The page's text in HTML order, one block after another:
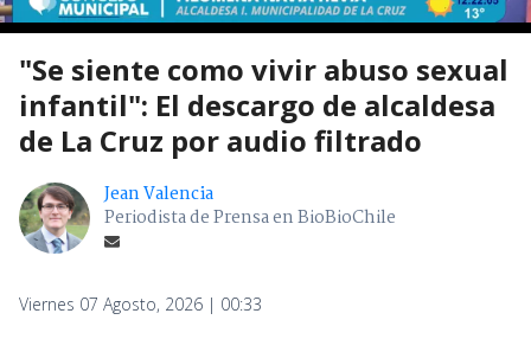
"Se siente como vivir abuso sexual
infantil": El descargo de alcaldesa
de La Cruz por audio filtrado
Jean Valencia
Periodista de Prensa en BioBioChile
Viernes 07 Agosto, 2026 | 00:33